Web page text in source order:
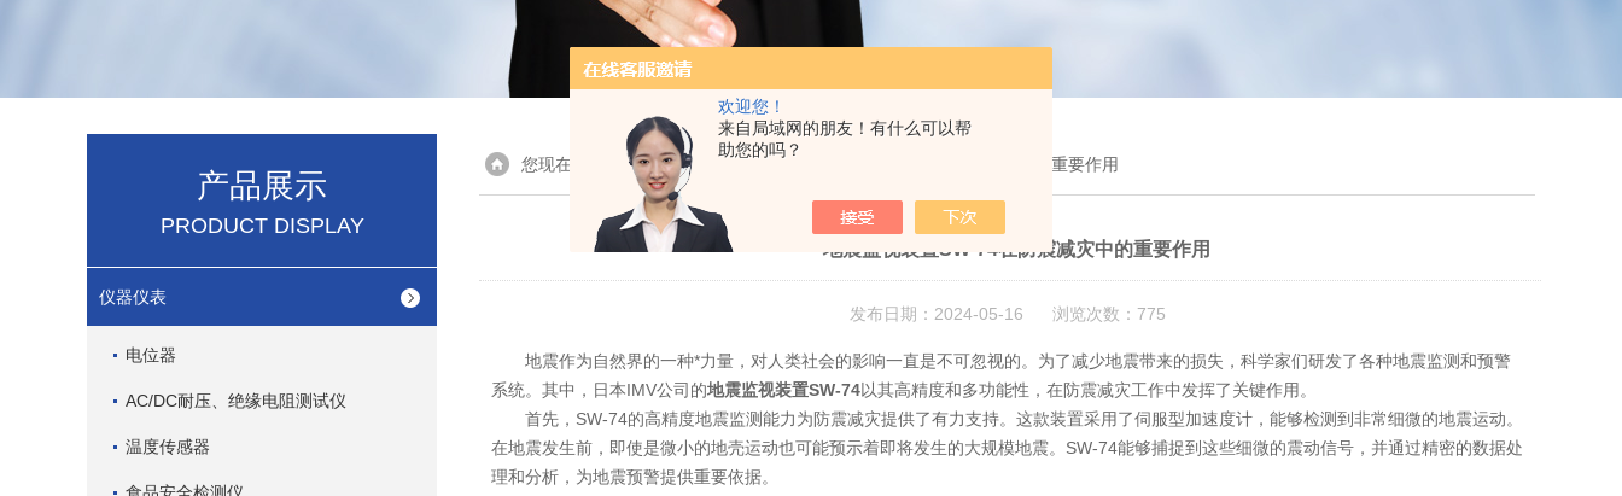
欢迎您！
来自局域网的朋友！有什么可以帮
助您的吗？
产品展示
PRODUCT DISPLAY
仪器仪表
电位器
AC/DC耐压、绝缘电阻测试仪
温度传感器
您现在的位置：首页> 新闻中心 > 地震监视装置SW-74在防震减灾中的重要作用
地震监视装置SW-74在防震减灾中的重要作用
发布日期：2024-05-16 浏览次数：775
地震作为自然界的一种*力量，对人类社会的影响一直是不可忽视的。为了减少地震带来的损失，科学家们研发了各种地震监测和预警
系统。其中，日本IMV公司的地震监视装置SW-74以其高精度和多功能性，在防震减灾工作中发挥了关键作用。
首先，SW-74的高精度地震监测能力为防震减灾提供了有力支持。这款装置采用了伺服型加速度计，能够检测到非常细微的地震运动。
在地震发生前，即使是微小的地壳运动也可能预示着即将发生的大规模地震。SW-74能够捕捉到这些细微的震动信号，并通过精密的数据处
理和分析，为地震预警提供重要依据。